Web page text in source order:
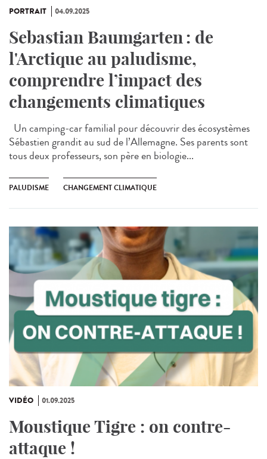
PORTRAIT 04.09.2025
Sebastian Baumgarten : de
l'Arctique au paludisme,
comprendre l’impact des
changements climatiques
Un camping-car familial pour découvrir des écosystèmes
Sébastien grandit au sud de l’Allemagne. Ses parents sont
tous deux professeurs, son père en biologie...
PALUDISME CHANGEMENT CLIMATIQUE
VIDÉO 01.09.2025
Moustique Tigre : on contre-
attaque !